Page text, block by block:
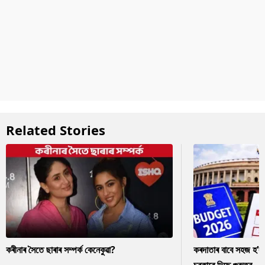
Related Stories
কৰীনাৰ সৈতে ছাৰাৰ সম্পৰ্ক কেনেকুৱা?
কৰদাতাৰ বাবে সহজ